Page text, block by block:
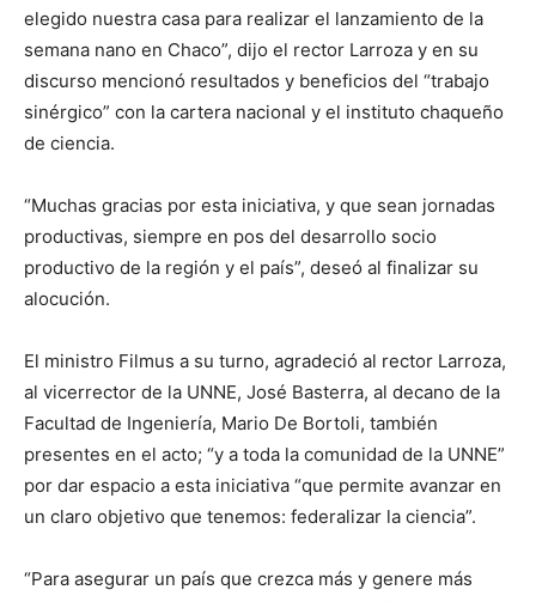
elegido nuestra casa para realizar el lanzamiento de la
semana nano en Chaco”, dijo el rector Larroza y en su
discurso mencionó resultados y beneficios del “trabajo
sinérgico” con la cartera nacional y el instituto chaqueño
de ciencia.
“Muchas gracias por esta iniciativa, y que sean jornadas
productivas, siempre en pos del desarrollo socio
productivo de la región y el país”, deseó al finalizar su
alocución.
El ministro Filmus a su turno, agradeció al rector Larroza,
al vicerrector de la UNNE, José Basterra, al decano de la
Facultad de Ingeniería, Mario De Bortoli, también
presentes en el acto; “y a toda la comunidad de la UNNE”
por dar espacio a esta iniciativa “que permite avanzar en
un claro objetivo que tenemos: federalizar la ciencia”.
“Para asegurar un país que crezca más y genere más